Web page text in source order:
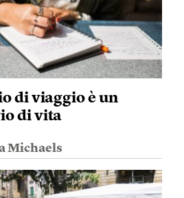
di viaggio è un
di vita
Michaels